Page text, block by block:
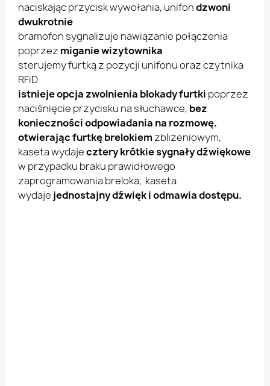
naciskając przycisk wywołania, unifondzwoni
dwukrotnie
bramofon sygnalizuje nawiązanie połączenia
poprzez miganie wizytownika
sterujemy furtką z pozycji unifonu oraz czytnika
RFiD
istnieje opcja zwolnienia blokady furtki poprzez
naciśnięcie przycisku na słuchawce, bez
konieczności odpowiadania na rozmowę.
otwierając furtkę brelokiem zbliżeniowym,
kaseta wydajecztery krótkie sygnały dźwiękowe
w przypadku braku prawidłowego
zaprogramowania breloka, kaseta
wydaje jednostajny dźwięk i odmawia dostępu.